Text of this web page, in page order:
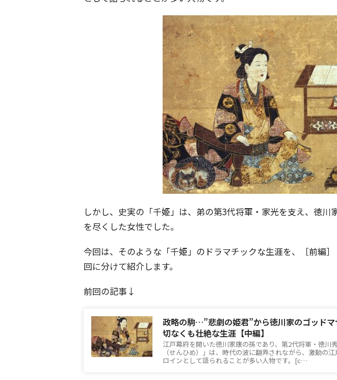
しかし、史実の「千姫」は、弟の第3代将軍・家光を支え、徳川
を尽くした女性でした。
今回は、そのような「千姫」のドラマチックな生涯を、［前編
回に分けて紹介します。
前回の記事↓
政略の駒…”悲劇の姫君”から徳川家のゴッド
切なくも壮絶な生涯【中編】
江戸幕府を開いた徳川家康の孫であり、第2代将軍・徳川
（せんひめ）」は、時代の波に翻弄されながら、激動の
ロインとして語られることが多い人物です。[c…